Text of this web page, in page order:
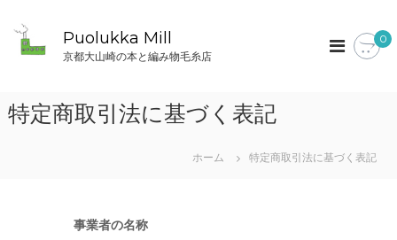
ス
Puolukka Mill
京都大山崎の本と編み物毛糸店
0
特定商取引法に基づく表記
ホーム 特定商取引法に基づく表記
事業者の名称